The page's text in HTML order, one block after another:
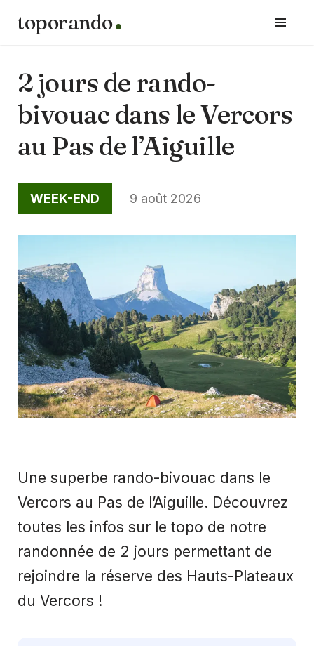
contenu
toporando
2 jours de rando-
bivouac dans le Vercors
au Pas de l’Aiguille
WEEK-END 9 août 2026
Une superbe rando-bivouac dans le
Vercors au Pas de l’Aiguille. Découvrez
toutes les infos sur le topo de notre
randonnée de 2 jours permettant de
rejoindre la réserve des Hauts-Plateaux
du Vercors !